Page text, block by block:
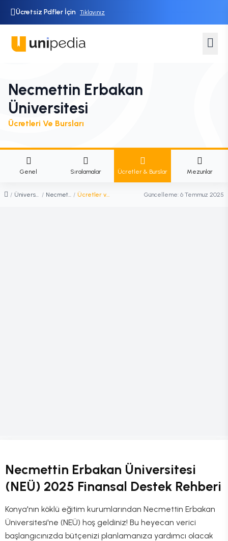
Ücretsiz Pdfler İçin Tıklayınız
Necmettin Erbakan
Üniversitesi
Ücretleri Ve Bursları
Genel Sıralamalar Ücretler & Burslar Mezunlar
/ Üniversiteler / Necmettin Erbakan Üniversitesi / Ücretler ve Burslar Güncelleme: 6 Temmuz 2025
Necmettin Erbakan Üniversitesi
(NEÜ) 2025 Finansal Destek Rehberi
Konya'nın köklü eğitim kurumlarından Necmettin Erbakan
Üniversitesi'ne (NEÜ) hoş geldiniz! Bu heyecan verici
başlangıcınızda bütçenizi planlamanıza yardımcı olacak